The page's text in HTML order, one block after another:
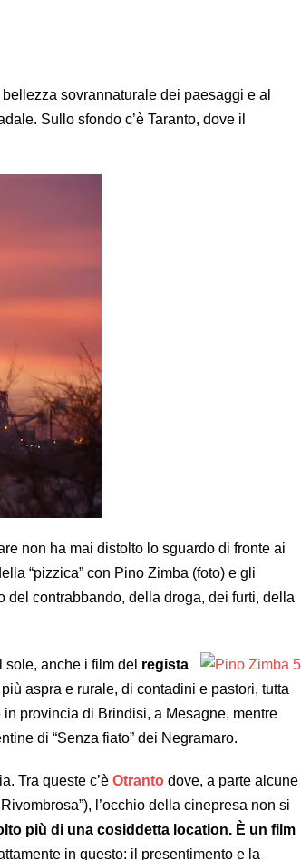
sovrannaturale dei paesaggi e al
Sullo sfondo c’è Taranto, dove il
non ha mai distolto lo sguardo di fronte ai
“pizzica” con Pino Zimba (foto) e gli
contrabbando, della droga, dei furti, della
sole, anche i film del regista
aspra e rurale, di contadini e pastori, tutta
provincia di Brindisi, a Mesagne, mentre
di “Senza fiato” dei Negramaro.
Tra queste c’è Otranto dove, a parte alcune
l’occhio della cinepresa non si
più di una cosiddetta location. È un film
in questo: il presentimento e la